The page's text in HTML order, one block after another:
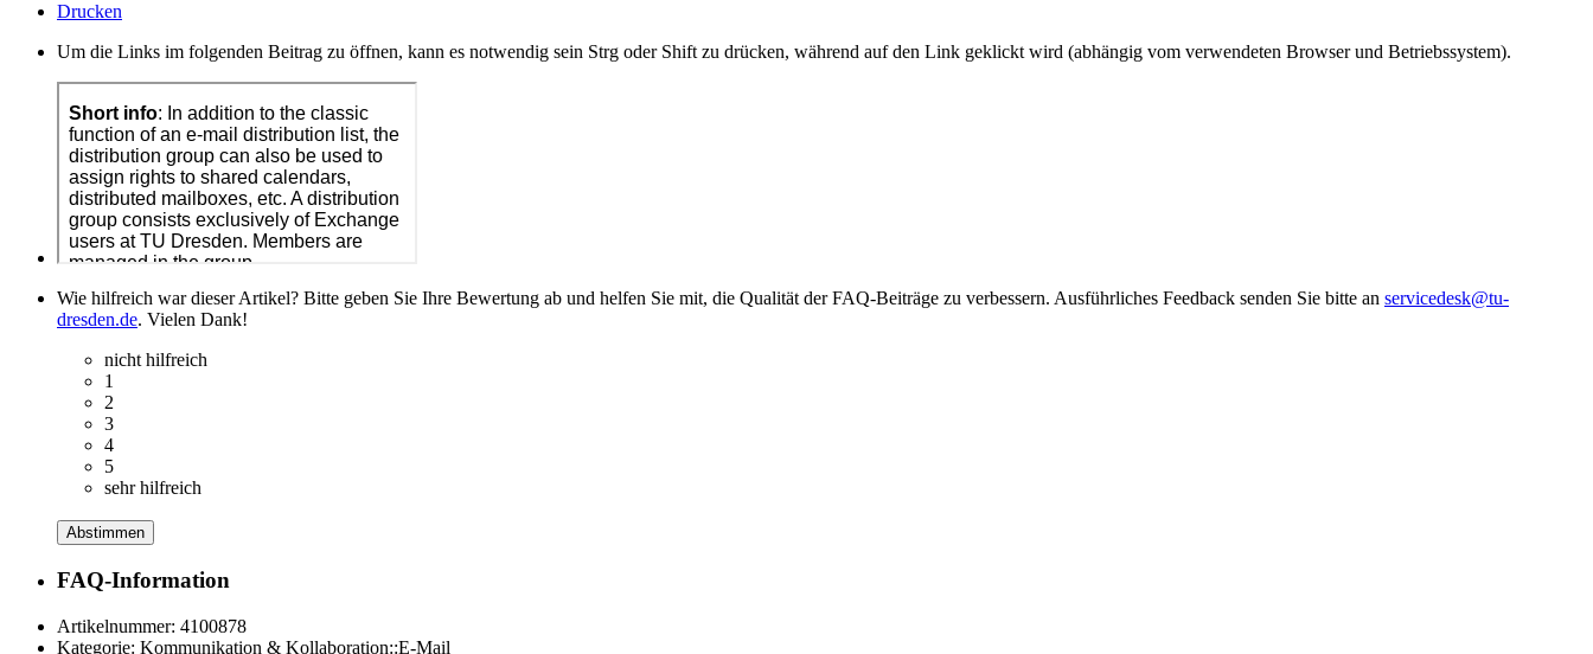
Drucken
Um die Links im folgenden Beitrag zu öffnen, kann es notwendig sein Strg oder Shift zu drücken, während auf den Link geklickt wird (abhängig vom verwendeten Browser und Betriebssystem).
Wie hilfreich war dieser Artikel? Bitte geben Sie Ihre Bewertung ab und helfen Sie mit, die Qualität der FAQ-Beiträge zu verbessern. Ausführliches Feedback senden Sie bitte an servicedesk@tu-
dresden.de. Vielen Dank!
nicht hilfreich
1
2
3
4
5
sehr hilfreich
Abstimmen
FAQ-Information
Artikelnummer: 4100878
Kategorie: Kommunikation & Kollaboration::E-Mail